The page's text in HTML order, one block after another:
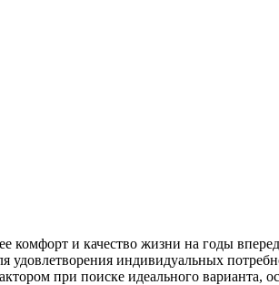
и качество жизни на годы
индивидуальных
при поиске идеального варианта,